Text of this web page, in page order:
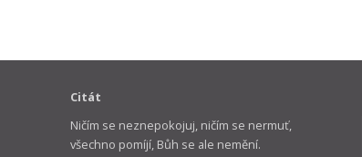
Citát
Ničím se neznepokojuj, ničím se nermuť,
všechno pomíjí, Bůh se ale nemění.